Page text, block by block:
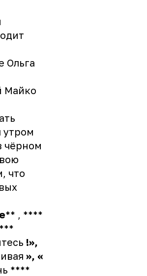
Ольга
Майко
утром
чёрном
что
** , ****
!»,
», «
****